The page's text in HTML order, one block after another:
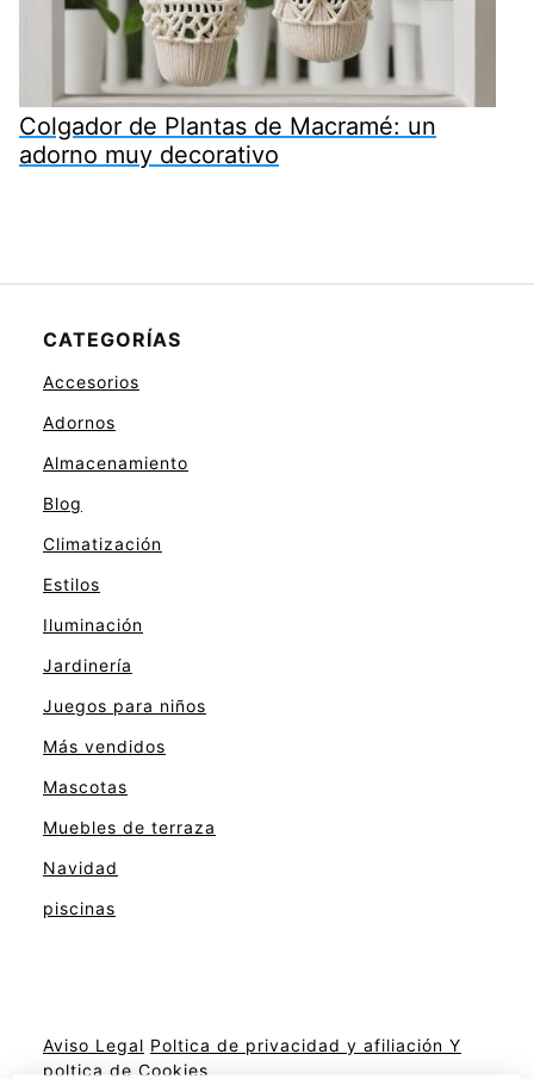
Colgador de Plantas de Macramé: un
adorno muy decorativo
CATEGORÍAS
Accesorios
Adornos
Almacenamiento
Blog
Climatización
Estilos
Iluminación
Jardinería
Juegos para niños
Más vendidos
Mascotas
Muebles de terraza
Navidad
piscinas
Aviso Legal Poltica de privacidad y afiliación Y
poltica de Cookies